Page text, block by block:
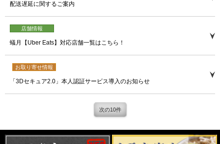
配送遅延に関するご案内
店舗情報
蟻月【Uber Eats】対応店舗一覧はこちら！
お取り寄せ情報
「3Dセキュア2.0」本人認証サービス導入のお知らせ
次の10件